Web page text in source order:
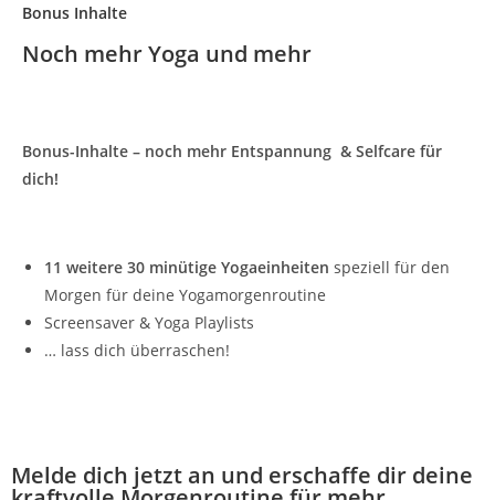
Bonus Inhalte
Noch mehr Yoga und mehr
Bonus-Inhalte – noch mehr Entspannung & Selfcare für
dich!
11 weitere 30 minütige Yogaeinheiten speziell für den
Morgen für deine Yogamorgenroutine
Screensaver & Yoga Playlists
… lass dich überraschen!
Melde dich jetzt an und erschaffe dir deine